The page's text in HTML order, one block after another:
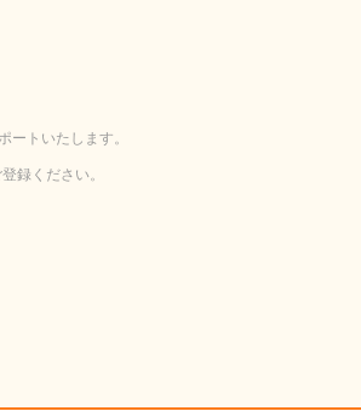
トいたします。
録ください。